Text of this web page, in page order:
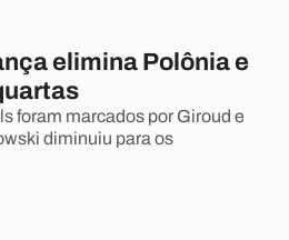
elimina Polônia e
foram marcados por Giroud e
diminuiu para os